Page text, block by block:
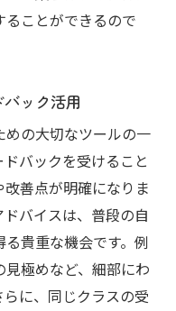
ことができるので
ック活用
の大切なツールの一
バックを受けること
善点が明確になりま
バイスは、普段の自
貴重な機会です。例
極めなど、細部にわ
に、同じクラスの受